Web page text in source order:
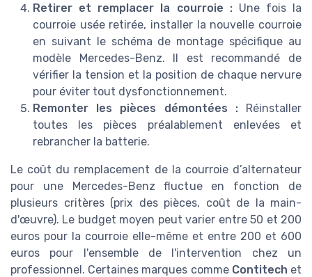
Retirer et remplacer la courroie :Une fois la
courroie usée retirée, installer la nouvelle courroie
en suivant le schéma de montage spécifique au
modèle Mercedes-Benz. Il est recommandé de
vérifier la tension et la position de chaque nervure
pour éviter tout dysfonctionnement.
Remonter les pièces démontées :Réinstaller
toutes les pièces préalablement enlevées et
rebrancher la batterie.
Le coût du remplacement de la courroie d’alternateur
pour une Mercedes-Benz fluctue en fonction de
plusieurs critères (prix des pièces, coût de la main-
d'œuvre). Le budget moyen peut varier entre 50 et 200
euros pour la courroie elle-même et entre 200 et 600
euros pour l'ensemble de l'intervention chez un
professionnel. Certaines marques comme Contitech et